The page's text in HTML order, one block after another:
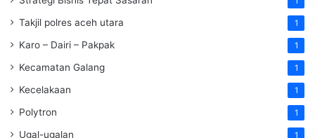
Takjil polres aceh utara 1
Karo – Dairi – Pakpak 1
Kecamatan Galang 1
Kecelakaan 1
Polytron 1
Ugal-ugalan 1